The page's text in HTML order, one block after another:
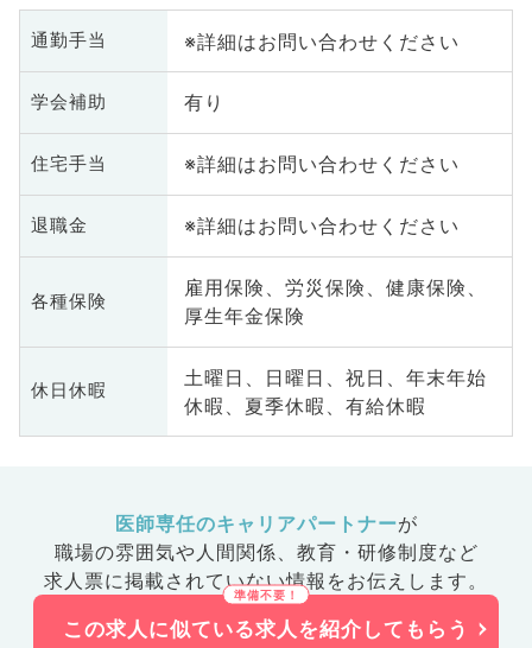
通勤手当 ※詳細はお問い合わせください
学会補助 有り
住宅手当 ※詳細はお問い合わせください
退職金 ※詳細はお問い合わせください
各種保険
雇用保険、労災保険、健康保険、
厚生年金保険
休日休暇
土曜日、日曜日、祝日、年末年始
休暇、夏季休暇、有給休暇
医師専任のキャリアパートナーが
職場の雰囲気や人間関係、 教育・研修制度など
求人票に掲載されていない情報をお伝えします。
この求人に似ている求人を紹介してもらう